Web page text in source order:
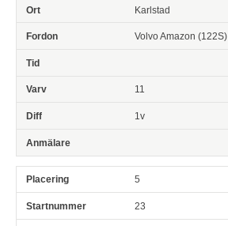
Karlstad
Volvo Amazon (122S)
11
1v
5
23